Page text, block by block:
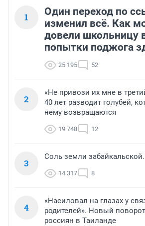
1
Один переход по
изменил всё. Как
довели школьницу
попытки поджога
25 195 52
2
«Не привози их мне в
40 лет разводит голубей,
нему возвращаются
19 748 12
3
Соль земли
14 317 8
4
«Насиловал на глазах у
родителей». Новый
россиян в Таиланде